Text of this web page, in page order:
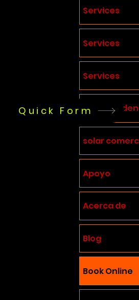
Quick Form
Services
Services
Services
solar
solar
Apoyo
Acerca de
Blog
Book Online